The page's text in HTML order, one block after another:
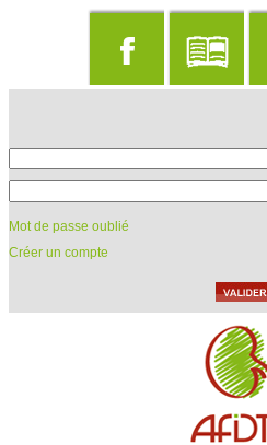
Mot de passe oublié
Créer un compte